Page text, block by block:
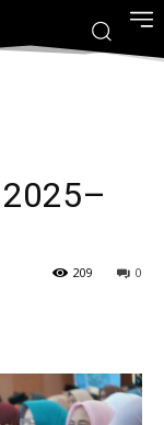
2025–
0
209